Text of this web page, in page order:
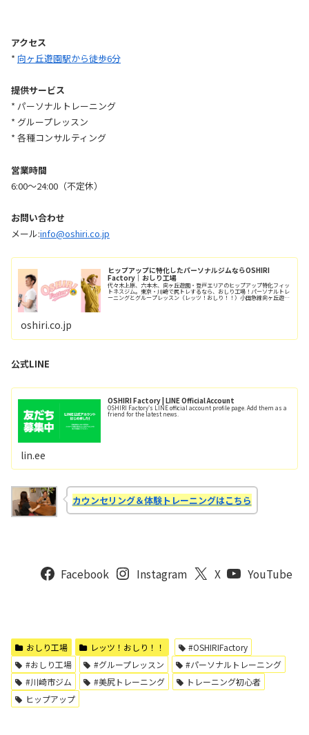
アクセス
* 向ヶ丘遊園駅から徒歩6分
提供サービス
* パーソナルトレーニング
* グループレッスン
* 各種コンサルティング
営業時間
6:00〜24:00（不定休）
お問い合わせ
メール:info@oshiri.co.jp
ヒップアップに特化したパーソナルジムならOSHIRI
Factory｜おしり工場
代々木上原、六本木、向ヶ丘遊園・登戸エリアのヒップアップ特化フィッ
トネスジム。東京・川崎で尻トレするなら、おしり工場！パーソナルトレ
ーニングとグループレッスン（レッツ！おしり！！）小田急線向ヶ丘遊園
oshiri.co.jp
公式LINE
OSHIRI Factory | LINE Official Account
OSHIRI Factory's LINE official account profile page. Add them as a
friend for the latest news.
lin.ee
カウンセリング＆体験トレーニングはこちら
Facebook Instagram X YouTube
おしり工場 レッツ！おしり！！
#OSHIRIFactory
#おしり工場
#グループレッスン
#パーソナルトレーニング
#川崎市ジム
#美尻トレーニング
トレーニング初心者
ヒップアップ